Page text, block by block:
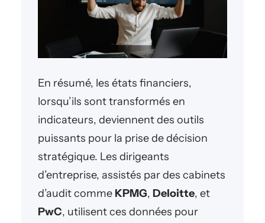
En résumé, les états financiers,
lorsqu’ils sont transformés en
indicateurs, deviennent des outils
puissants pour la prise de décision
stratégique. Les dirigeants
d’entreprise, assistés par des cabinets
d’audit comme KPMG, Deloitte, et
PwC, utilisent ces données pour